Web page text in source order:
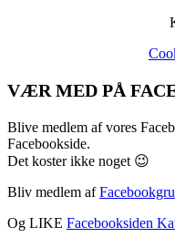
VÆR MED PÅ
Blive medlem af vores
Facebookside.
Det koster ikke noget 😉
Bliv medlem af
Og LIKE Facebooksiden